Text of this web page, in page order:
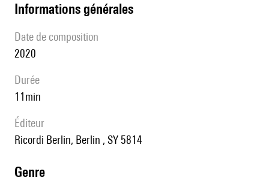
informations générales
date de composition
2020
durée
11min
éditeur
Ricordi Berlin, Berlin , SY 5814
genre